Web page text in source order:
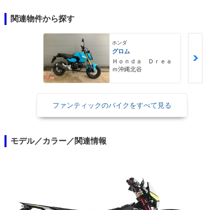
関連物件から探す
ホンダ
グロム
Ｈｏｎｄａ Ｄｒｅａ
ｍ沖縄北谷
ファンティックのバイクをすべて見る
モデル／カラー／関連情報